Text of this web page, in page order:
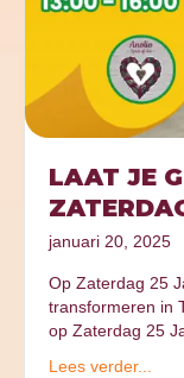
LAAT JE
januari 20, 2025
Op Zaterdag 25
transformeren in
op Zaterdag 25
Lees verder...